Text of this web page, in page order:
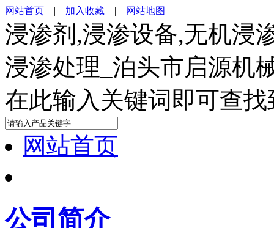
网站首页 | 加入收藏 | 网站地图 |
浸渗剂,浸渗设备,无机浸
浸渗处理_泊头市启源机
在此输入关键词即可查
网站首页
公司简介